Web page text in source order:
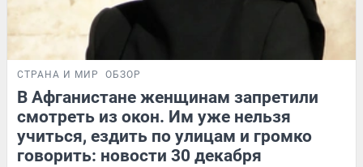
СТРАНА И МИР ОБЗОР
В Афганистане женщинам запретили
смотреть из окон. Им уже нельзя
учиться, ездить по улицам и громко
говорить: новости 30 декабря